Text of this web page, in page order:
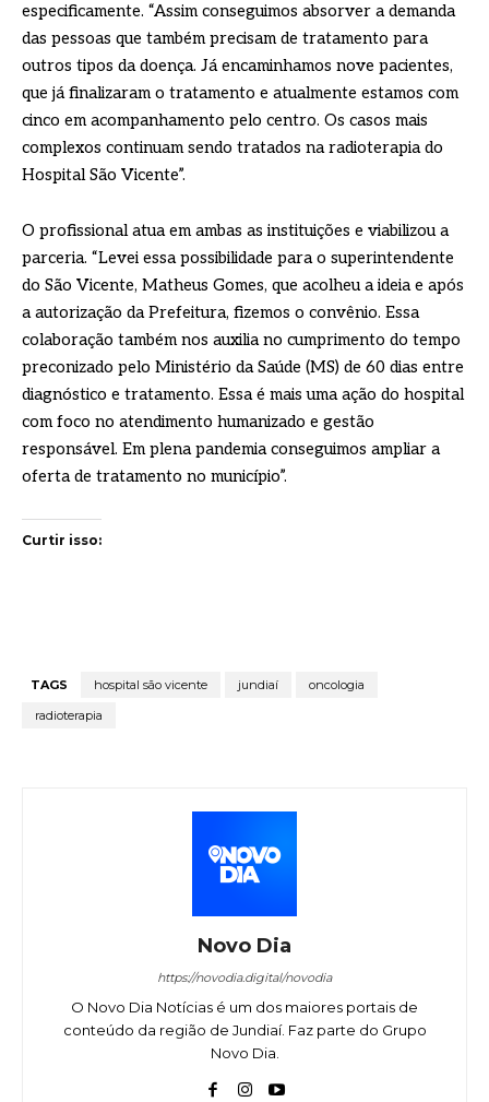
especificamente. “Assim conseguimos absorver a demanda
das pessoas que também precisam de tratamento para
outros tipos da doença. Já encaminhamos nove pacientes,
que já finalizaram o tratamento e atualmente estamos com
cinco em acompanhamento pelo centro. Os casos mais
complexos continuam sendo tratados na radioterapia do
Hospital São Vicente”.
O profissional atua em ambas as instituições e viabilizou a
parceria. “Levei essa possibilidade para o superintendente
do São Vicente, Matheus Gomes, que acolheu a ideia e após
a autorização da Prefeitura, fizemos o convênio. Essa
colaboração também nos auxilia no cumprimento do tempo
preconizado pelo Ministério da Saúde (MS) de 60 dias entre
diagnóstico e tratamento. Essa é mais uma ação do hospital
com foco no atendimento humanizado e gestão
responsável. Em plena pandemia conseguimos ampliar a
oferta de tratamento no município”.
Curtir isso:
TAGS hospital são vicente jundiaí
oncologia
radioterapia
Novo Dia
https://novodia.digital/novodia
O Novo Dia Notícias é um dos maiores portais de
conteúdo da região de Jundiaí. Faz parte do Grupo
Novo Dia.